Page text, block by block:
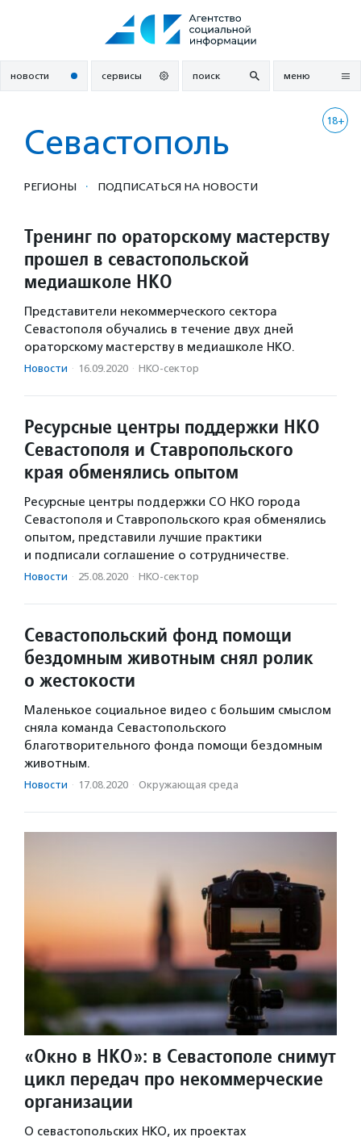
новости сервисы поиск меню
18+
Севастополь
РЕГИОНЫ · ПОДПИСАТЬСЯ НА НОВОСТИ
Тренинг по ораторскому мастерству
прошел в севастопольской
медиашколе НКО
Представители некоммерческого сектора
Севастополя обучались в течение двух дней
ораторскому мастерству в медиашколе НКО.
Новости · 16.09.2020 · НКО-сектор
Ресурсные центры поддержки НКО
Севастополя и Ставропольского
края обменялись опытом
Ресурсные центры поддержки СО НКО города
Севастополя и Ставропольского края обменялись
опытом, представили лучшие практики
и подписали соглашение о сотрудничестве.
Новости · 25.08.2020 · НКО-сектор
Севастопольский фонд помощи
бездомным животным снял ролик
о жестокости
Маленькое социальное видео с большим смыслом
сняла команда Севастопольского
благотворительного фонда помощи бездомным
животным.
Новости · 17.08.2020 · Окружающая среда
«Окно в НКО»: в Севастополе снимут
цикл передач про некоммерческие
организации
О севастопольских НКО, их проектах